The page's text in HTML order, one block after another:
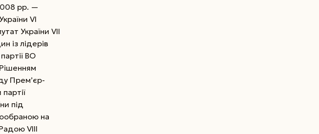
рр. —
VI
України VII
із лідерів
ВО
Прем’єр-
під
на
VIII